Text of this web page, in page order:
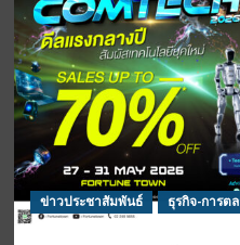
ข่าวประชาสัมพันธ์ ธุรกิจ-การต